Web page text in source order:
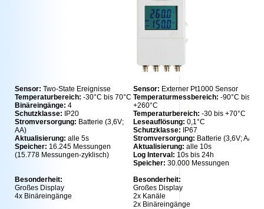
Sensor: Two-State Ereignisse
Temperaturbereich: -30°C bis 70°C
Binäreingänge: 4
Schutzklasse:
IP20
Stromversorgung: Batterie (3,6V;
AA)
Aktualisierung: alle 5s
Speicher: 16.245 Messungen
(15.778 Messungen-zyklisch)
Besonderheit:
Großes Display
4x Binäreingänge
Sensor: Externer Pt1000 Sensor
Temperaturmessbereich: -90°C bis
+260°C
Temperaturbereich: -30 bis +70°C
Leseauflösung: 0,1°C
Schutzklasse:
IP67
Stromversorgung: Batterie (3,6V; AA)
Aktualisierung: alle 10s
Log Interval: 10s bis 24h
Speicher: 30.000 Messungen
Besonderheit:
Großes Display
2x Kanäle
2x Binäreingänge